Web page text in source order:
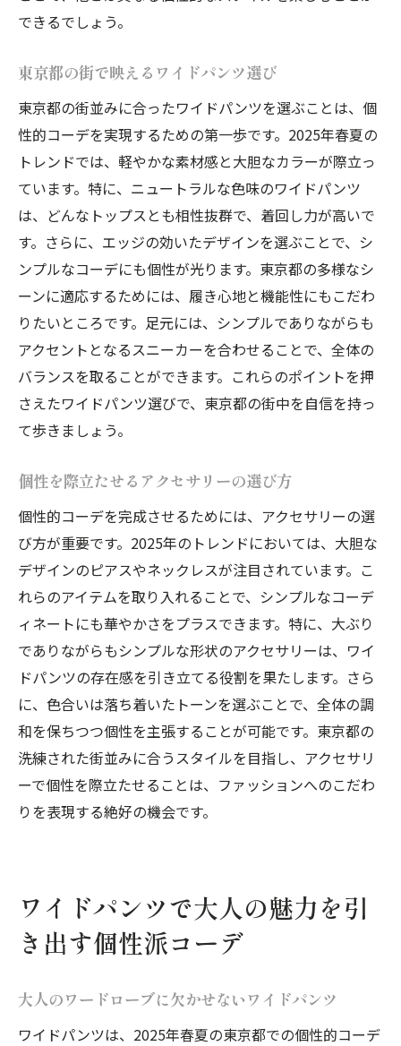
東京都で差をつける大人のワイドパンツコーデ
ワイドパンツで表現する東京都らしい個性
街で映えるワイドパンツの着こなし
大人のスタイルに欠かせないポイント
東京都のトレンドに合わせたコーディネー
ト
他と差をつけるためのスタイルテクニック
日常と特別をつなぐ個性派ワイドパンツスタイ
ルのすすめ
日常に取り入れるワイドパンツの魅力
特別な日にも対応するスタイルの秘訣
ワイドパンツで新たなスタイルに挑戦
日常を華やかにするファッションテクニッ
日常と非日常をつなぐアイテム選び
できるでしょう。
東京都の街で映えるワイドパンツ選び
東京都の街並みに合ったワイドパンツを選ぶことは、個
性的コーデを実現するための第一歩です。2025年春夏の
トレンドでは、軽やかな素材感と大胆なカラーが際立っ
ています。特に、ニュートラルな色味のワイドパンツ
は、どんなトップスとも相性抜群で、着回し力が高いで
す。さらに、エッジの効いたデザインを選ぶことで、シ
ンプルなコーデにも個性が光ります。東京都の多様なシ
ーンに適応するためには、履き心地と機能性にもこだわ
りたいところです。足元には、シンプルでありながらも
アクセントとなるスニーカーを合わせることで、全体の
バランスを取ることができます。これらのポイントを押
さえたワイドパンツ選びで、東京都の街中を自信を持っ
て歩きましょう。
個性を際立たせるアクセサリーの選び方
個性的コーデを完成させるためには、アクセサリーの選
び方が重要です。2025年のトレンドにおいては、大胆な
デザインのピアスやネックレスが注目されています。こ
れらのアイテムを取り入れることで、シンプルなコーデ
ィネートにも華やかさをプラスできます。特に、大ぶり
でありながらもシンプルな形状のアクセサリーは、ワイ
ドパンツの存在感を引き立てる役割を果たします。さら
に、色合いは落ち着いたトーンを選ぶことで、全体の調
和を保ちつつ個性を主張することが可能です。東京都の
洗練された街並みに合うスタイルを目指し、アクセサリ
ーで個性を際立たせることは、ファッションへのこだわ
りを表現する絶好の機会です。
ワイドパンツで大人の魅力を引
き出す個性派コーデ
大人のワードローブに欠かせないワイドパンツ
ワイドパンツは、2025年春夏の東京都での個性的コーデ